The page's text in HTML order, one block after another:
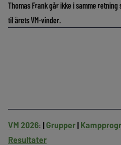
Thomas Frank går ikke i samme
til årets VM-vinder.
VM 2026: |Grupper |
Resultater